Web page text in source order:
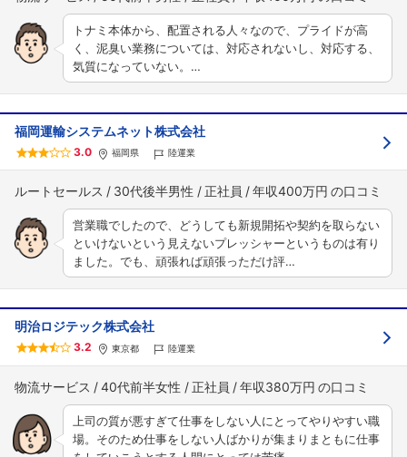
トナミ本体から、配置される人々なので、プライドが高
く、泥臭い業務については、対応されないし、対応する、
気質になっていない。…
福岡運輸システムネット株式会社
3.0 福岡県 陸運業
ルートセールス 30代後半男性 正社員 年収400万円
営業職でしたので、どうしても新規開拓や契約を取らない
といけないという見えないプレッシャーというものは有り
ました。でも、頑張れば頑張っただけ評…
明治ロジテック株式会社
3.2 東京都 陸運業
物流サービス 40代前半女性 正社員 年収380万円
上司の質が悪すぎて仕事をしない人にとってやりやすい職
場。そのため仕事をしない人ばかりが集まりまともに仕事